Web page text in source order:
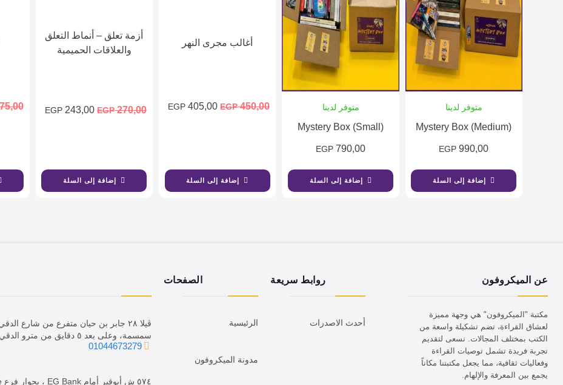
متوفر لدينا
Mystery Box (Medium)
990,00
EGP
إضافة إلى السلة
متوفر لدينا
Mystery Box (Small)
790,00
EGP
إضافة إلى السلة
أغالب مجرى النهر
450,00
EGP
405,00
EGP
إضافة إلى السلة
أزمة تعلق – أنماط التعلق
والعلاقات الحميمية
270,00
EGP
243,00
EGP
إضافة إلى السلة
عن الميكروفون
مكتبة "الميكروفون" هي وجهة مميزة
لعشاق القراءة، تضم تشكيلة واسعة من
الكتب بمختلف المجالات. نسعى لتقديم
تجربة فريدة تشمل توصيات القراءة
وفعاليات ثقافية، مما يجعل مكتبتنا مكاناً
يجمع بين المعرفة والإلهام.
روابط سريعة
أحدث الاصدرات
الصفحات
الرئيسية
مدونة الميكروفون
ڤيلا ٢٨ جابر بن حيان متفرع من شارع
سمسمة، وعلى بعد ٥ دقايق من مترو الدقي.
01044673279
٥٧٤ ش أبوقير أمام EG Bank ، بجوار فرع We.